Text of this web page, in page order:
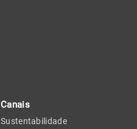
Canais
Sustentabilidade